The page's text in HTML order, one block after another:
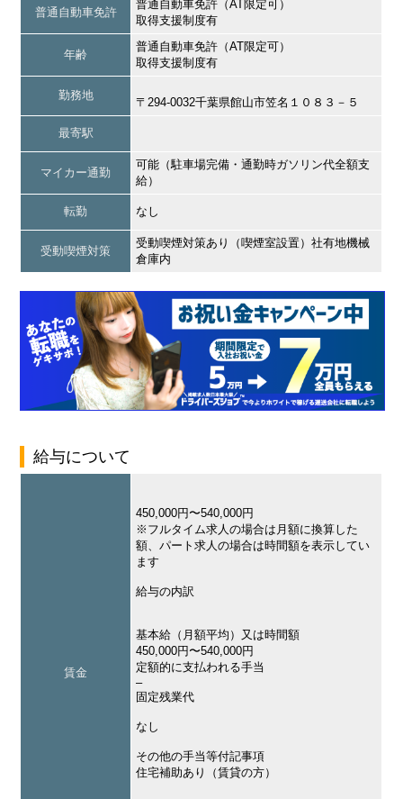
普通自動車免許
普通自動車免許（AT限定可）
取得支援制度有
年齢
普通自動車免許（AT限定可）
取得支援制度有
勤務地
〒294-0032千葉県館山市笠名１０８３－５
最寄駅
マイカー通勤
可能（駐車場完備・通勤時ガソリン代全額支
給）
転勤 なし
受動喫煙対策
受動喫煙対策あり（喫煙室設置）社有地機械
倉庫内
給与について
賃金
450,000円〜540,000円
※フルタイム求人の場合は月額に換算した
額、パート求人の場合は時間額を表示してい
ます
給与の内訳
基本給（月額平均）又は時間額
450,000円〜540,000円
定額的に支払われる手当
–
固定残業代
なし
その他の手当等付記事項
住宅補助あり（賃貸の方）